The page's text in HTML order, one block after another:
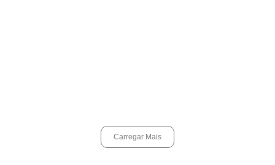
Carregar Mais